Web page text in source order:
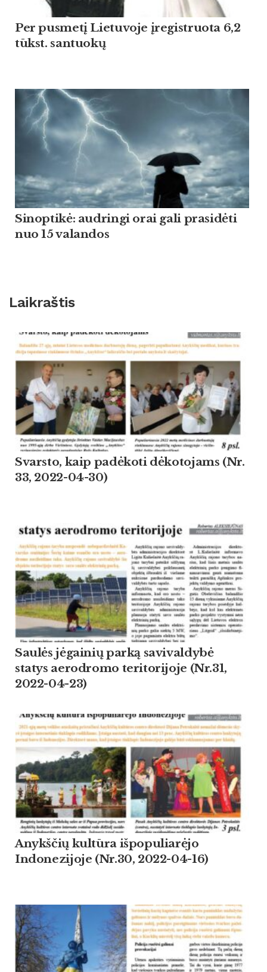
Per pusmetį Lietuvoje įregistruota 6,2
tūkst. santuokų
Sinoptikė: audringi orai gali prasidėti
nuo 15 valandos
Laikraštis
Svarsto, kaip padėkoti dėkotojams (Nr.
33, 2022-04-30)
Saulės jėgainių parką savivaldybė
statys aerodromo teritorijoje (Nr.31,
2022-04-23)
Anykščių kultūra išpopuliarėjo
Indonezijoje (Nr.30, 2022-04-16)